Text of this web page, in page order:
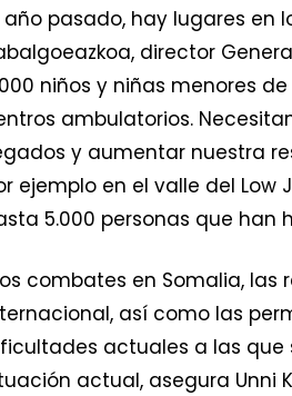
año pasado, hay lugares en
director
niños y niñas menores
ambulatorios.
y aumentar nuestra
ejemplo en el valle del
5.000 personas que han
combates en Somalia,
así como las
actuales a las
actual, asegura Unni